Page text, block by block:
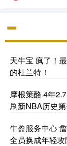
天牛宝 疯了！
的杜兰特！
摩根策酪 4年
刷新NBA历史
牛盈服务中心
全员换成年轻